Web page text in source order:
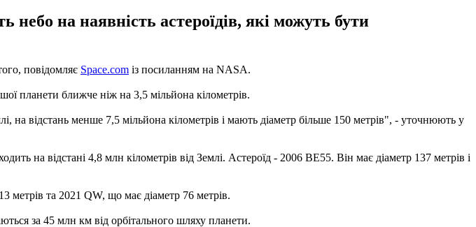
небо на наявність астероїдів, які можуть бути
повідомляє Space.com із посиланням на NASA.
планети ближче ніж на 3,5 мільйона кілометрів.
відстань менше 7,5 мільйона кілометрів і мають діаметр більше 150 метрів", - уточнюють у
на відстані 4,8 млн кілометрів від Землі. Астероїд - 2006 BE55. Він має діаметр 137 метрів і
метрів та 2021 QW, що має діаметр 76 метрів.
за 45 млн км від орбітального шляху планети.